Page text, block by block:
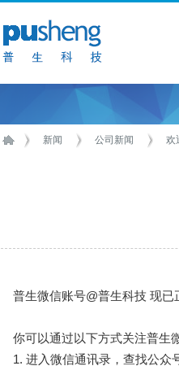
新闻 公司新闻 欢
普生微信账号@普生科技 现
你可以通过以下方式关注普生
1. 进入微信通讯录，查找公众